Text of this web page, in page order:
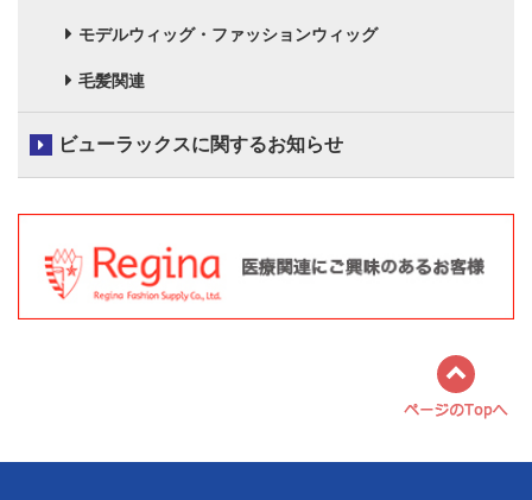
モデルウィッグ・ファッションウィッグ
毛髪関連
ビューラックスに関するお知らせ